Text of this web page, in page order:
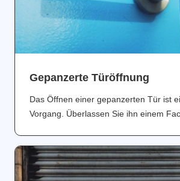
Gepanzerte Türöffnung
Das Öffnen einer gepanzerten Tür ist
Vorgang. Überlassen Sie ihn einem